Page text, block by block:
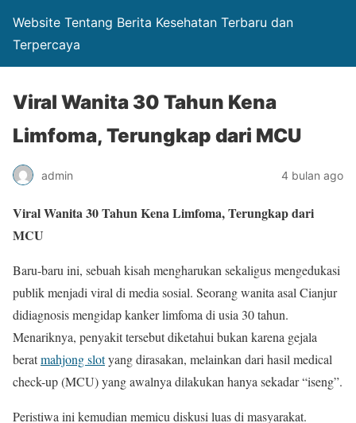
Website Tentang Berita Kesehatan Terbaru dan
Terpercaya
Viral Wanita 30 Tahun Kena
Limfoma, Terungkap dari MCU
admin 4 bulan ago
Viral Wanita 30 Tahun Kena Limfoma, Terungkap dari
MCU
Baru-baru ini, sebuah kisah mengharukan sekaligus mengedukasi
publik menjadi viral di media sosial. Seorang wanita asal Cianjur
didiagnosis mengidap kanker limfoma di usia 30 tahun.
Menariknya, penyakit tersebut diketahui bukan karena gejala
beratmahjong slotyang dirasakan, melainkan dari hasil medical
check-up (MCU) yang awalnya dilakukan hanya sekadar “iseng”.
Peristiwa ini kemudian memicu diskusi luas di masyarakat.